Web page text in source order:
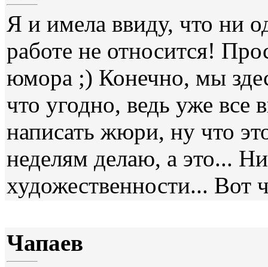
Я и имела ввиду, что ни
работе не относится!
юмора ;) Конечно, мы
что угодно, ведь уже
написать жюри, ну что
неделям делаю, а это...
художественности... Вот
Чапаев